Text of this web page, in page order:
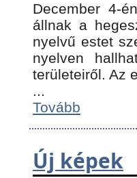
December 4-
állnak a
nyelvű estet
nyelven
területeiről. Az
...
Tovább
Új képek